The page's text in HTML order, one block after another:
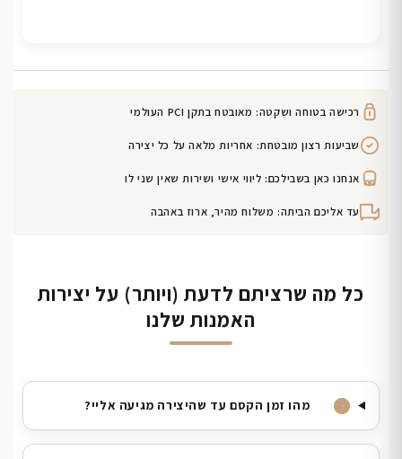
רכישה בטוחה ושקטה: מאובטח בתקן PCI העולמי
שביעות רצון מובטחת: אחריות מלאה על כל יצירה
אנחנו כאן בשבילכם: ליווי אישי ושירות שאין שני לו
עד אליכם הביתה: משלוח מהיר, ארוז באהבה
כל מה שרציתם לדעת (ויותר) על יצירות
האמנות שלנו
מהו זמן הקסם עד שהיצירה מגיעה אליי?